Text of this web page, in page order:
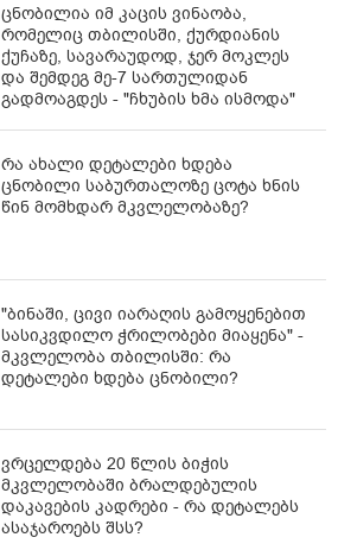
ცნობილია იმ კაცის ვინაობა,
რომელიც თბილისში, ქურდიანის
ქუჩაზე, სავარაუდოდ, ჯერ მოკლეს
და შემდეგ მე-7 სართულიდან
გადმოაგდეს - "ჩხუბის ხმა ისმოდა"
რა ახალი დეტალები ხდება
ცნობილი საბურთალოზე ცოტა ხნის
წინ მომხდარ მკვლელობაზე?
"ბინაში, ცივი იარაღის გამოყენებით
სასიკვდილო ჭრილობები მიაყენა" -
მკვლელობა თბილისში: რა
დეტალები ხდება ცნობილი?
ვრცელდება 20 წლის ბიჭის
მკვლელობაში ბრალდებულის
დაკავების კადრები - რა დეტალებს
ასაჯაროებს შსს?